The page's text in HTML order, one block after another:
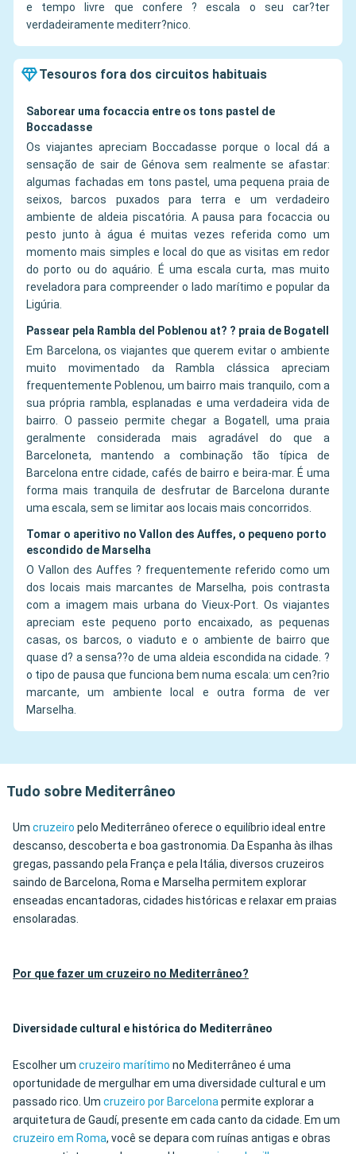
e tempo livre que confere ? escala o seu car?ter
verdadeiramente mediterr?nico.
Tesouros fora dos circuitos habituais
Saborear uma focaccia entre os tons pastel de
Boccadasse
Os viajantes apreciam Boccadasse porque o local dá a
sensação de sair de Génova sem realmente se afastar:
algumas fachadas em tons pastel, uma pequena praia de
seixos, barcos puxados para terra e um verdadeiro
ambiente de aldeia piscatória. A pausa para focaccia ou
pesto junto à água é muitas vezes referida como um
momento mais simples e local do que as visitas em redor
do porto ou do aquário. É uma escala curta, mas muito
reveladora para compreender o lado marítimo e popular da
Ligúria.
Passear pela Rambla del Poblenou at? ? praia de Bogatell
Em Barcelona, os viajantes que querem evitar o ambiente
muito movimentado da Rambla clássica apreciam
frequentemente Poblenou, um bairro mais tranquilo, com a
sua própria rambla, esplanadas e uma verdadeira vida de
bairro. O passeio permite chegar a Bogatell, uma praia
geralmente considerada mais agradável do que a
Barceloneta, mantendo a combinação tão típica de
Barcelona entre cidade, cafés de bairro e beira-mar. É uma
forma mais tranquila de desfrutar de Barcelona durante
uma escala, sem se limitar aos locais mais concorridos.
Tomar o aperitivo no Vallon des Auffes, o pequeno porto
escondido de Marselha
O Vallon des Auffes ? frequentemente referido como um
dos locais mais marcantes de Marselha, pois contrasta
com a imagem mais urbana do Vieux-Port. Os viajantes
apreciam este pequeno porto encaixado, as pequenas
casas, os barcos, o viaduto e o ambiente de bairro que
quase d? a sensa??o de uma aldeia escondida na cidade. ?
o tipo de pausa que funciona bem numa escala: um cen?rio
marcante, um ambiente local e outra forma de ver
Marselha.
Tudo sobre Mediterrâneo
Um cruzeiro pelo Mediterrâneo oferece o equilíbrio ideal entre
descanso, descoberta e boa gastronomia. Da Espanha às ilhas
gregas, passando pela França e pela Itália, diversos cruzeiros
saindo de Barcelona, Roma e Marselha permitem explorar
enseadas encantadoras, cidades históricas e relaxar em praias
ensolaradas.
Por que fazer um cruzeiro no Mediterrâneo?
Diversidade cultural e histórica do Mediterrâneo
Escolher um cruzeiro marítimo no Mediterrâneo é uma
oportunidade de mergulhar em uma diversidade cultural e um
passado rico. Um cruzeiro por Barcelonapermite explorar a
arquitetura de Gaudí, presente em cada canto da cidade. Em um
cruzeiro em Roma, você se depara com ruínas antigas e obras